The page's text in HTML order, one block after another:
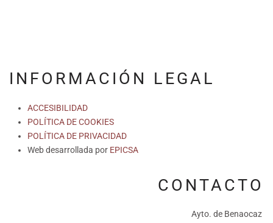
INFORMACIÓN LEGAL
ACCESIBILIDAD
POLÍTICA DE COOKIES
POLÍTICA DE PRIVACIDAD
Web desarrollada por EPICSA
CONTACTO
Ayto. de Benaocaz